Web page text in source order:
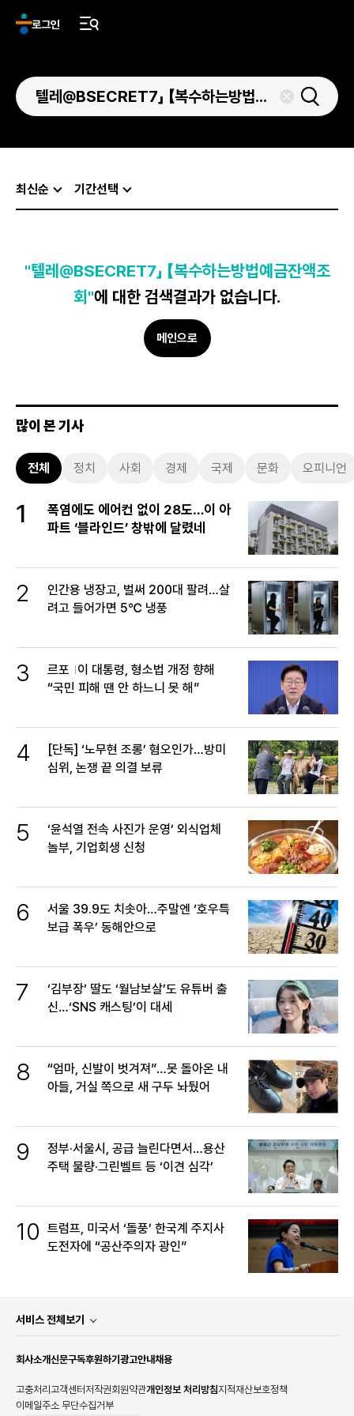
로그인
최신순 기간선택
"텔레@BSECRET7」 【복수하는방법예금잔액조
회"에 대한 검색결과가 없습니다.
메인으로
많이 본 기사
전체 정치 사회 경제 국제 문화 오피니언
1
폭염에도 에어컨 없이 28도…이 아
파트 ‘블라인드’ 창밖에 달렸네
2
인간용 냉장고, 벌써 200대 팔려…살
려고 들어가면 5℃ 냉풍
3 르포
이 대통령, 형소법 개정 향해
“국민 피해 땐 안 하느니 못 해”
4
[단독] ‘노무현 조롱’ 혐오인가…방미
심위, 논쟁 끝 의결 보류
5
‘윤석열 전속 사진가 운영’ 외식업체
놀부, 기업회생 신청
6
서울 39.9도 치솟아…주말엔 ‘호우특
보급 폭우’ 동해안으로
7
‘김부장’ 딸도 ‘월남보살’도 유튜버 출
신…‘SNS 캐스팅’이 대세
8
“엄마, 신발이 벗겨져”…못 돌아온 내
아들, 거실 쪽으로 새 구두 놔뒀어
9
정부·서울시, 공급 늘린다면서…용산
주택 물량·그린벨트 등 ‘이견 심각’
10 트럼프, 미국서 ‘돌풍’ 한국계 주지사
도전자에 “공산주의자 광인”
서비스 전체보기
회사소개신문구독후원하기 광고안내채용
고충처리 고객센터저작권회원약관개인정보 처리방침지적재산보호정책
이메일주소 무단수집거부